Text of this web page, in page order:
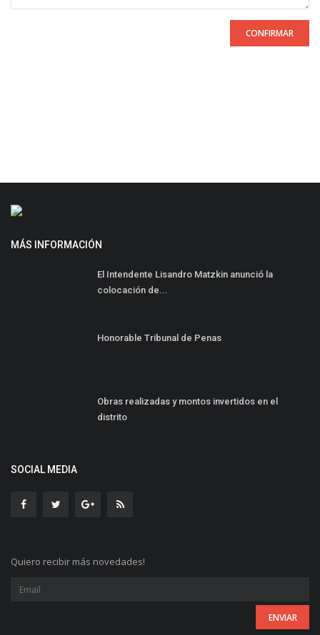
CONFIRMAR
MÁS INFORMACIÓN
El Intendente Lisandro Matzkin anunció la
colocación de...
Honorable Tribunal de Penas
Obras realizadas y montos invertidos en el
distrito
SOCIAL MEDIA
Quiero recibir más novedades!